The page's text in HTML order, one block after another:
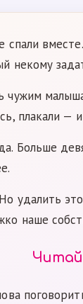
спали
некому
чужим
плакали —
Больше
удалить
наше